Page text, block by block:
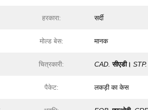
हरकारा: सर्दी
मोल्ड बेस: मानक
चित्रकारी: CAD. सीएडी। STP.
पैकेट: लकड़ी का केस